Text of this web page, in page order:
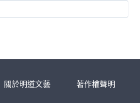
關於明道文藝 著作權聲明